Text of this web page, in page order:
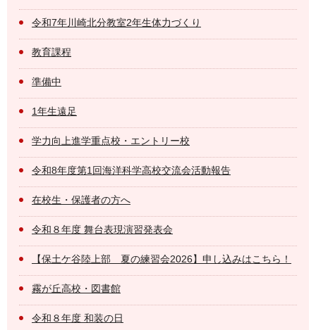
令和7年川崎北分教室2年生体力づくり
教育課程
準備中
1年生遠足
学力向上進学重点校・エントリー校
令和8年度第1回海洋科学高校交流会活動報告
在校生・保護者の方へ
令和８年度 舞台表現演習発表会
【保土ケ谷陸上部 夏の練習会2026】申し込みはこちら！
霧が丘高校・図書館
令和８年度 和装の日